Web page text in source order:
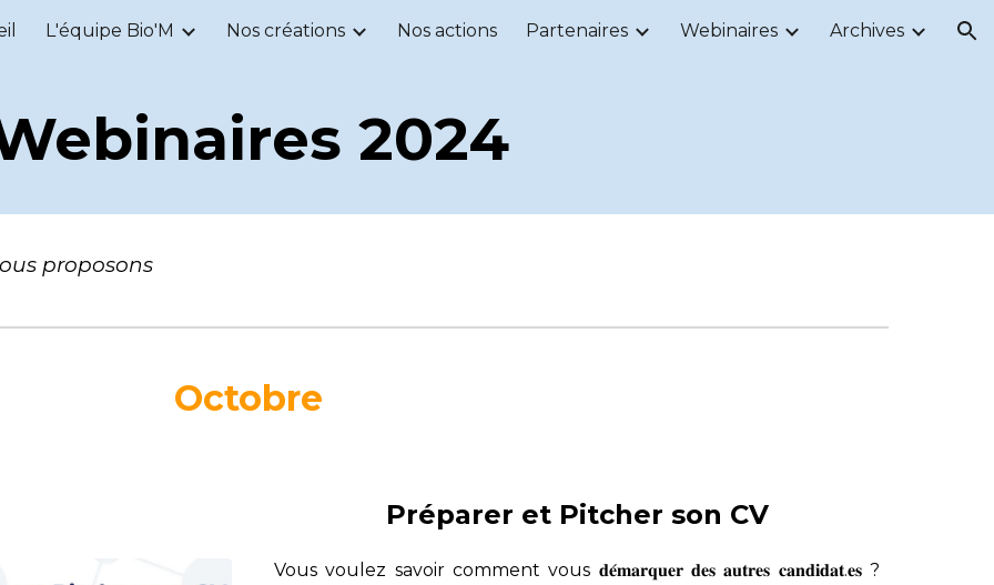
to main content Skip to navigation
L'équipe Bio'M Nos créations Nos actions Partenaires Webinaires Archives
2024
proposons
Octobre
Préparer et Pitcher son CV
Vous voulez savoir comment vous 𝐝𝐞́𝐦𝐚𝐫𝐪𝐮𝐞𝐫 𝐝𝐞𝐬 𝐚𝐮𝐭𝐫𝐞𝐬 𝐜𝐚𝐧𝐝𝐢𝐝𝐚𝐭.𝐞𝐬 ?